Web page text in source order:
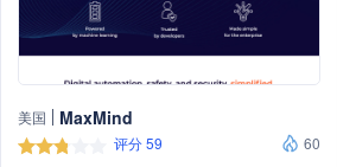
美国 MaxMind
评分 59
60